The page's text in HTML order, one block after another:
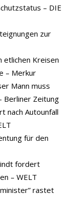
– DIE
zur
etlichen Kreisen
– Merkur
Mann muss
Berliner Zeitung
nach Autounfall
für den
fordert
– WELT
rastet